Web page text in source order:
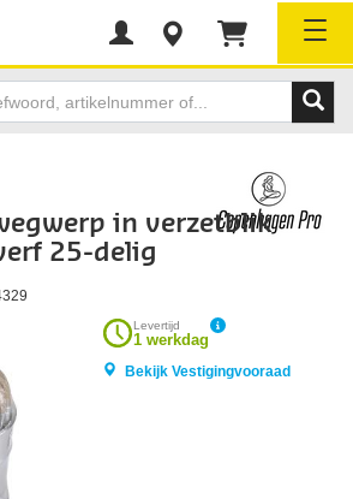
in verzetblik
25-delig
Levertijd
1 werkdag
Bekijk Vestigingvooraad